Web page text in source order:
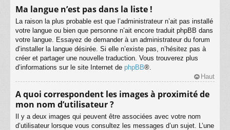
Ma langue n’est pas dans la liste !
La raison la plus probable est que l’administrateur n’ait pas installé
votre langue ou bien que personne n’ait encore traduit phpBB dans
votre langue. Essayez de demander à un administrateur du forum
d’installer la langue désirée. Si elle n’existe pas, n’hésitez pas à
créer et partager une nouvelle traduction. Vous trouverez plus
d’informations sur le site Internet de phpBB®.
Haut
A quoi correspondent les images à proximité de
mon nom d’utilisateur ?
Il y a deux images qui peuvent être associées avec votre nom
d’utilisateur lorsque vous consultez les messages d’un sujet. L’une